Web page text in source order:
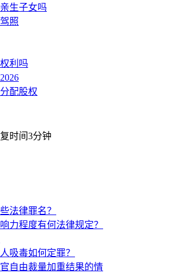
生子女吗
照
利吗
配股权
时间3分钟
法律罪名？
力程度有何法律规定？
吸毒如何定罪？
自由裁量加重结果的情